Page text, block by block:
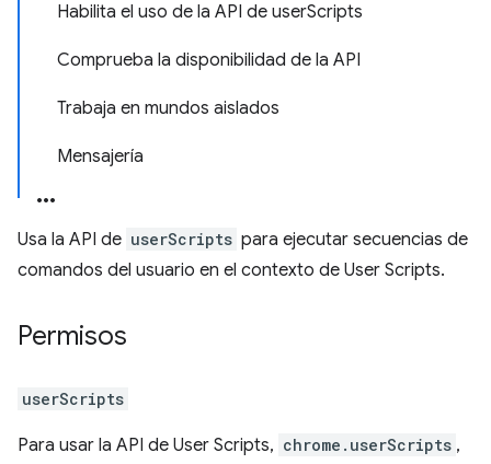
Habilita el uso de la API de userScripts
Comprueba la disponibilidad de la API
Trabaja en mundos aislados
Mensajería
Usa la API de userScripts para ejecutar secuencias de
comandos del usuario en el contexto de User Scripts.
Permisos
userScripts
Para usar la API de User Scripts, chrome.userScripts ,